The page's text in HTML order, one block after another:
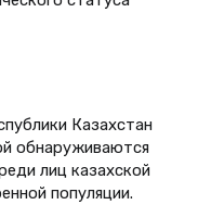
Казахстан
обнаруживаются
лиц казахской
популяции.